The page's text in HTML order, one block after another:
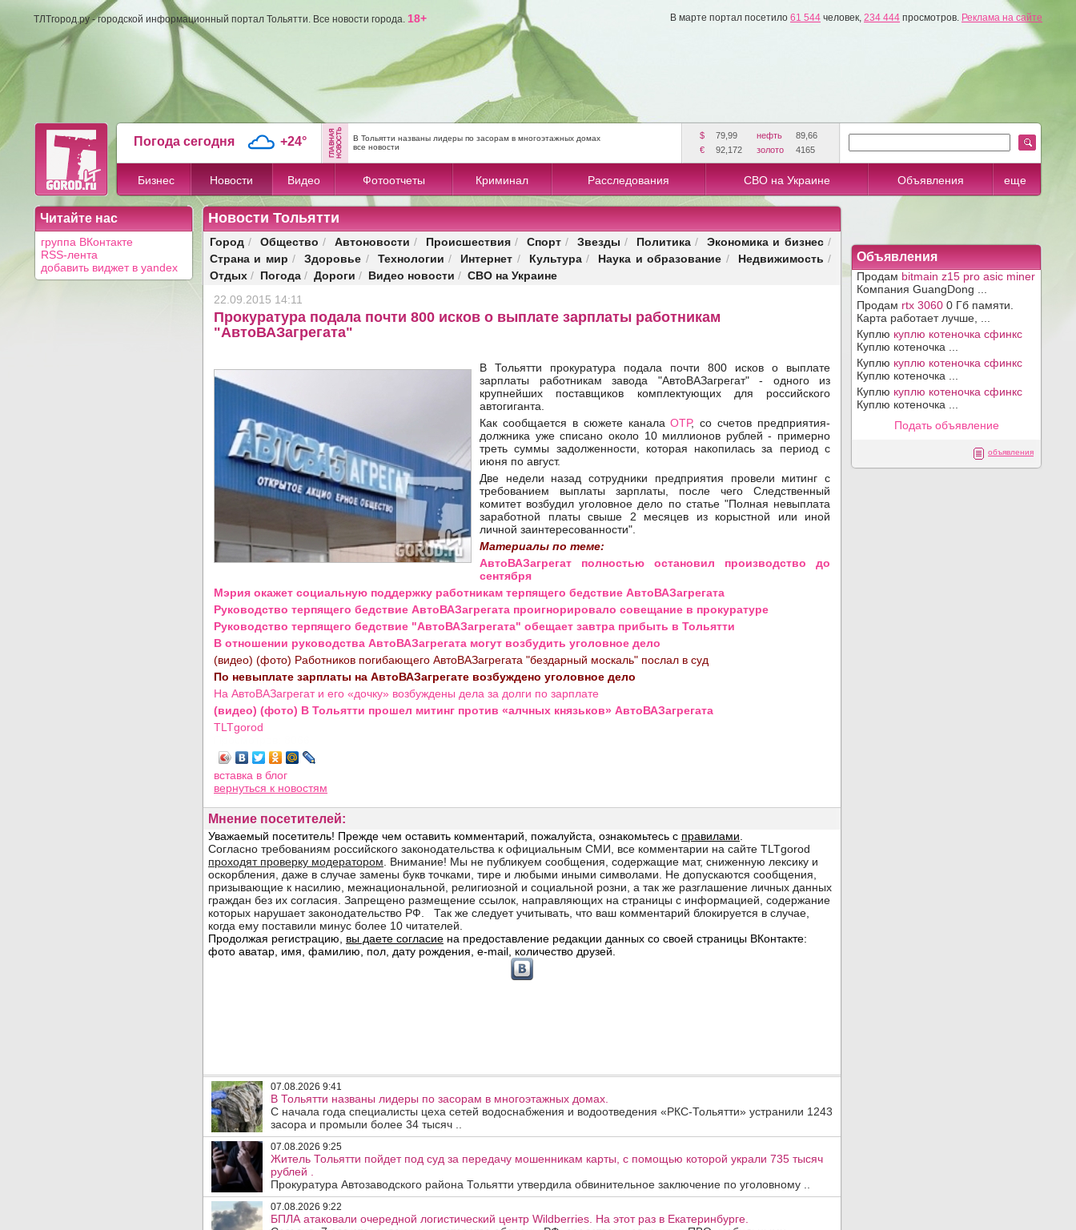
ТЛТгород.ру - городской информационный портал Тольятти. Все новости города. 18+ В марте портал посетило 61 544 человек, 234 444 просмотров. Реклама на сайте
Погода сегодня +24°
В Тольятти названы лидеры по засорам в многоэтажных домах
все новости
$ 79,99 нефть
89,66
€
92,172 золото 4165
Бизнес Новости Видео Фотоотчеты Криминал Расследования СВО на Украине Объявления еще
Читайте нас
группа ВКонтакте
RSS-лента
добавить виджет в yandex
Новости Тольятти
Город / Общество / Автоновости / Происшествия / Спорт / Звезды / Политика / Экономика и бизнес/
Страна и мир / Здоровье / Технологии / Интернет / Культура/ Наука и образование / Недвижимость /
Отдых / Погода / Дороги / Видео новости / СВО на Украине
22.09.2015 14:11
Прокуратура подала почти 800 исков о выплате зарплаты работникам
"АвтоВАЗагрегата"
В Тольятти прокуратура подала почти 800 исков о выплате
зарплаты работникам завода "АвтоВАЗагрегат" - одного из
крупнейших поставщиков комплектующих для российского
автогиганта.
Как сообщается в сюжете каналаОТР, со счетов предприятия-
должника уже списано около 10 миллионов рублей - примерно
треть суммы задолженности, которая накопилась за период с
июня по август.
Две недели назад сотрудники предприятия провели митинг с
требованием выплаты зарплаты, после чего Следственный
комитет возбудил уголовное дело по статье "Полная невыплата
заработной платы свыше 2 месяцев из корыстной или иной
личной заинтересованности".
Материалы по теме:
АвтоВАЗагрегат полностью остановил производство до
сентября
Мэрия окажет социальную поддержку работникам терпящего бедствие АвтоВАЗагрегата
Руководство терпящего бедствие АвтоВАЗагрегата проигнорировало совещание в прокуратуре
Руководство терпящего бедствие "АвтоВАЗагрегата" обещает завтра прибыть в Тольятти
В отношении руководства АвтоВАЗагрегата могут возбудить уголовное дело
(видео) (фото) Работников погибающего АвтоВАЗагрегата "бездарный москаль" послал в суд
По невыплате зарплаты на АвтоВАЗагрегате возбуждено уголовное дело
На АвтоВАЗагрегат и его «дочку» возбуждены дела за долги по зарплате
(видео) (фото) В Тольятти прошел митинг против «алчных князьков» АвтоВАЗагрегата
TLTgorod
вставка в блог
вернуться к новостям
Мнение посетителей:
07.08.2026 9:41
В Тольятти названы лидеры по засорам в многоэтажных домах.
С начала года специалисты цеха сетей водоснабжения и водоотведения «РКС-Тольятти» устранили 1243
засора и промыли более 34 тысяч ..
07.08.2026 9:25
Житель Тольятти пойдет под суд за передачу мошенникам карты, с помощью которой украли 735 тысяч
рублей .
Прокуратура Автозаводского района Тольятти утвердила обвинительное заключение по уголовному ..
07.08.2026 9:22
БПЛА атаковали очередной логистический центр Wildberries. На этот раз в Екатеринбурге.
Объявления
Продам bitmain z15 pro asic miner
Компания GuangDong ...
Продам rtx 3060 0 Гб памяти.
Карта работает лучше, ...
Куплю куплю котеночка сфинкс
Куплю котеночка ...
Куплю куплю котеночка сфинкс
Куплю котеночка ...
Куплю куплю котеночка сфинкс
Куплю котеночка ...
Подать объявление
объявления